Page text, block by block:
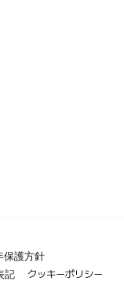
保護方針
記
クッキーポリシー